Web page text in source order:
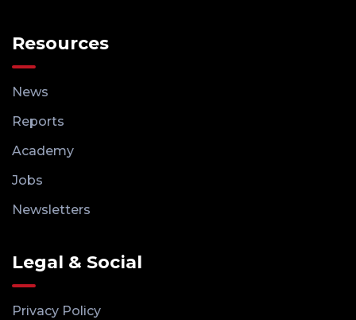
Resources
News
Reports
Academy
Jobs
Newsletters
Legal & Social
Privacy Policy